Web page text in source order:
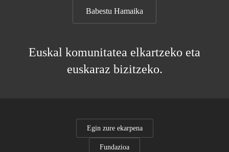
Babestu Hamaika
Euskal komunitatea elkartzeko eta
euskaraz bizitzeko.
Egin zure ekarpena
Fundazioa